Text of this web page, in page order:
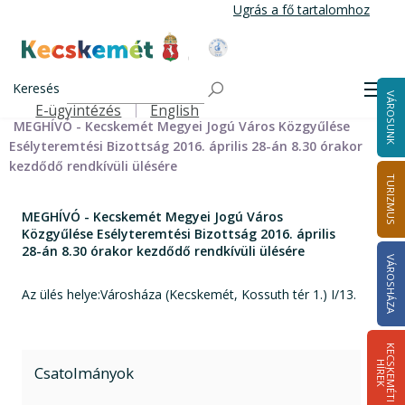
tartalomra
Ugrás a fő tartalomhoz
Kecskemét Város Honlapja
Keresés
Felső navigáció
E-ügyintézés English VÁROSUNK
TURIZMUS
VÁROSHÁZA
K
E
C
S
K
E
M
É
T
I
HÍ
R
E
K
Önkormányzat
Bizottságok 2014-2024
Esélyteremtési Bizottság 2014-2024
Esélyteremtési Bizottság meghívói 2014-2019
MEGHÍVÓ - Kecskemét Megyei Jogú Város Közgyűlése
Esélyteremtési Bizottság 2016. április 28-án 8.30 órakor
kezdődő rendkívüli ülésére
MEGHÍVÓ - Kecskemét Megyei Jogú Város
Közgyűlése Esélyteremtési Bizottság 2016. április
28-án 8.30 órakor kezdődő rendkívüli ülésére
Az ülés helye:Városháza (Kecskemét, Kossuth tér 1.) I/13.
Csatolmányok